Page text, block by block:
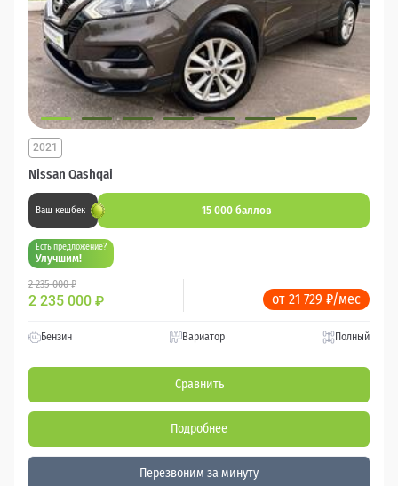
Nissan Qashqai
2021
Ваш кешбек 15 000 баллов
Есть предложение?
Улучшим!
2 235 000 ₽
2 235 000 ₽ от 21 729 ₽/мес
Бензин Вариатор Полный
Сравнить
Подробнее
Перезвоним за минуту